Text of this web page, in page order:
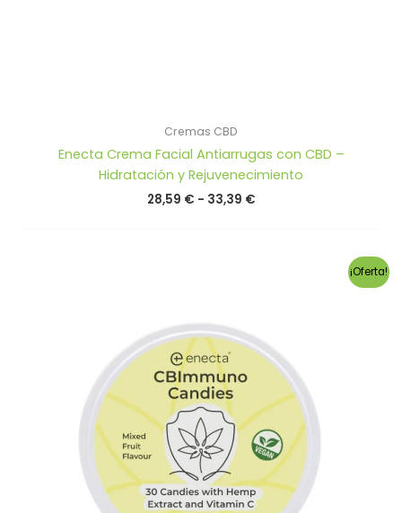
Cremas CBD
Enecta Crema Facial Antiarrugas con CBD –
Hidratación y Rejuvenecimiento
28,59 € - 33,39 €Rango
¡Oferta!